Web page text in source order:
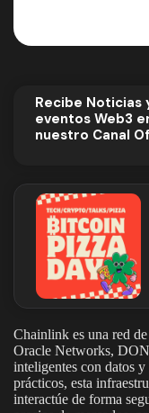
Recibe Noticias
eventos Web3
nuestro Canal
Chainlink es una red
Oracle Networks,
inteligentes con datos
prácticos, esta
interactúe de forma